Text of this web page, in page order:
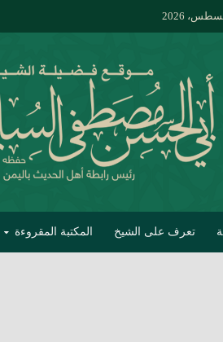
تعرف على الشيخ المكتبة المقروءة